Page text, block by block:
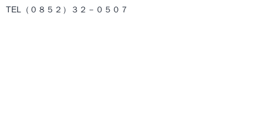
TEL（０８５２）３２－０５０７